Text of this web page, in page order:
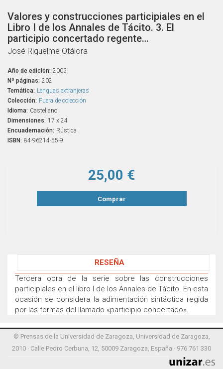
Valores y construcciones participiales en el
Libro I de los Annales de Tácito. 3. El
participio concertado regente…
José Riquelme Otálora
Año de edición: 2005
Nº páginas: 202
Temática: Lenguas extranjeras
Colección: Fuera de colección
Idioma: Castellano
Dimensiones: 17 x 24
Encuadernación: Rústica
ISBN: 84-96214-55-9
25,00 €
Comprar
RESEÑA
Tercera obra de la serie sobre las construcciones
participiales en el libro I de los Annales de Tácito. En esta
ocasión se considera la adimentación sintáctica regida
por las formas del llamado «participio concertado».
© Prensas de la Universidad de Zaragoza, Universidad de Zaragoza,
2010 · Calle Pedro Cerbuna, 12, 50009 Zaragoza, España · 976 761 330